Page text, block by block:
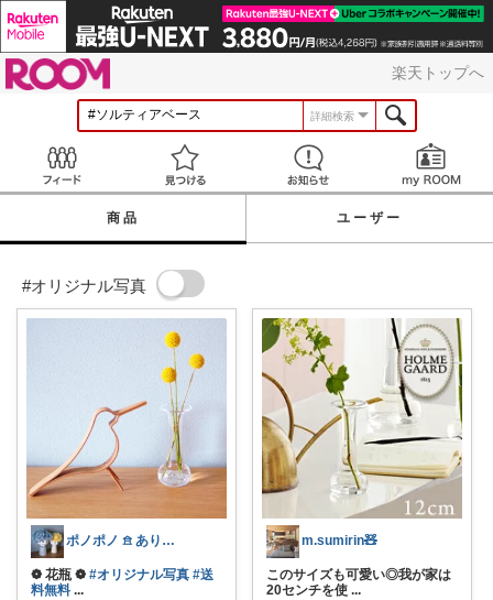
楽天トップへ
詳細検索
見つける お知らせ
商品 ユーザー
#オリジナル写真
ポノポノ 𖠿 ありがとうございます
❁ 花瓶 ❁ #オリジナル写真 #送
料無料 ...
m.sumirin🧸
このサイズも可愛い◎我が家は
20センチを使 ...